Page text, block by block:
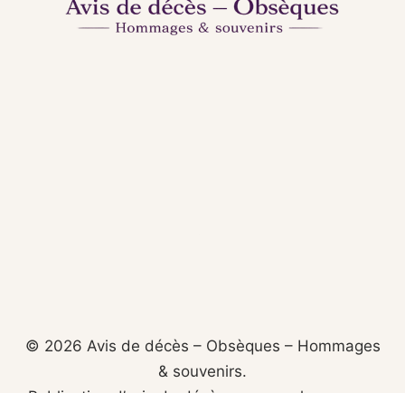
© 2026 Avis de décès – Obsèques – Hommages
& souvenirs.